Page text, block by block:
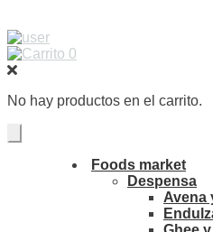
0
No hay productos en el carrito.
Foods market
Despensa
Avena